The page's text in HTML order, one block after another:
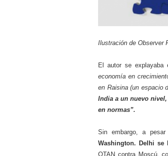
Ilustración de Observer
El autor se explayaba
economía en
en Raisina (un espacio
India a un nuevo
en normas”.
Sin embargo, a
Washington. Delhi se
OTAN contra Moscú,